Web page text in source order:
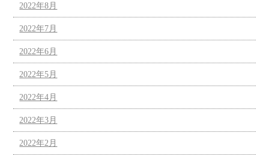
2022年8月
2022年7月
2022年6月
2022年5月
2022年4月
2022年3月
2022年2月